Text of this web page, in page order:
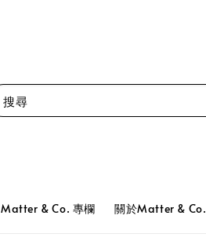
搜尋
Matter & Co. 專欄 關於Matter & Co.